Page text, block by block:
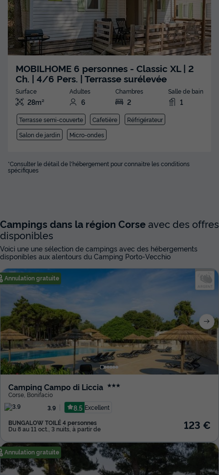
MOBILHOME 6 personnes - Classic XL | 2
Ch. | 4/6 Pers. | Terrasse surélevée
Surface
28m²
Adultes
6
Chambres
2
Salle de bain
1
Terrasse semi-couverte Cafetière
Réfrigérateur
Salon de jardin
Micro-ondes
*Consulter le détail de l'hébergement pour connaitre les conditions
spécifiques
Campings dans la région Corseavec des offres
disponibles
Voici une une sélection de campings avec des hébergements
disponibles aux alentours du Camping Porto-Vecchio
Annulation gratuite
Camping Campo di Liccia ★★★
Corse Bonifacio
3.9
8.5 Excellent
BUNGALOW TOILÉ 4 personnes
Du 8 au 11 oct., 3 nuits, à partir de 123 €
Annulation gratuite